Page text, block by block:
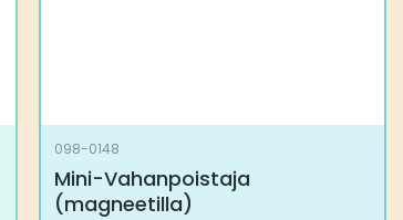
098-0148
Mini-Vahanpoistaja
(magneetilla)